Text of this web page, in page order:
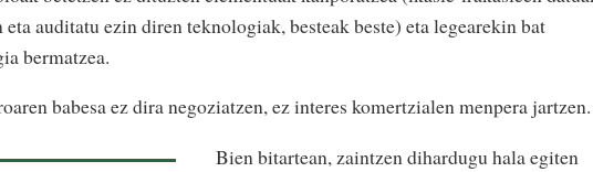
auditatu ezin diren teknologiak, besteak beste) eta legearekin bat
bermatzea.
babesa ez dira negoziatzen, ez interes komertzialen menpera jartzen.
Bien bitartean, zaintzen dihardugu hala egiten